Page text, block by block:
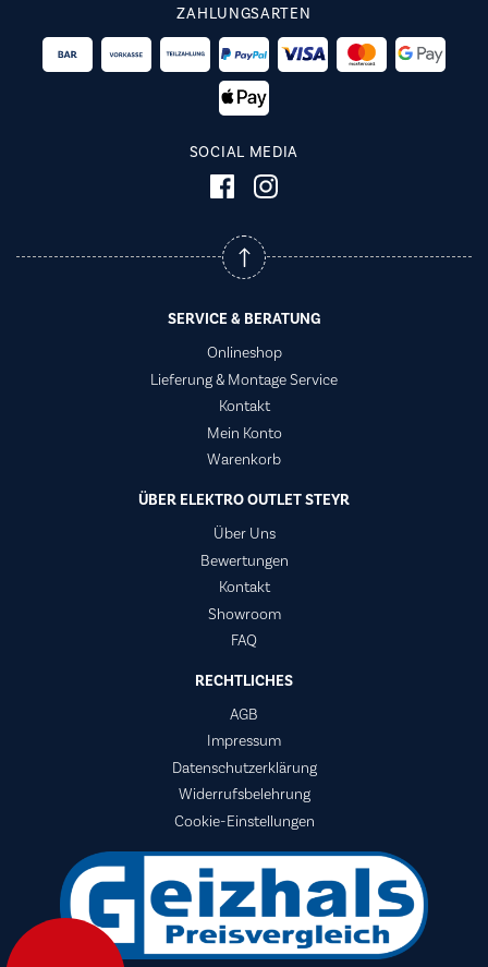
ZAHLUNGSARTEN
SOCIAL MEDIA
SERVICE & BERATUNG
Onlineshop
Lieferung & Montage Service
Kontakt
Mein Konto
Warenkorb
ÜBER ELEKTRO OUTLET STEYR
Über Uns
Bewertungen
Kontakt
Showroom
FAQ
RECHTLICHES
AGB
Impressum
Datenschutzerklärung
Widerrufsbelehrung
Cookie-Einstellungen